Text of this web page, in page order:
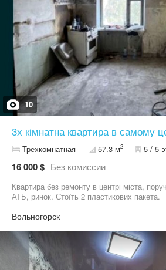
10
3х кімнатна квартира в самому
Трехкомнатная 57.3 м2 5 / 5
16 000 $ Без комиссии
Квартира без ремонту в центрі міста,
АТБ, ринок. Стоїть 2 пластикових пакета.
Вольногорск